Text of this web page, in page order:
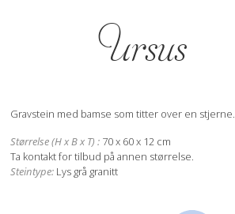
Ursus
Gravstein med bamse som titter over en stjerne.
Størrelse (H x B x T) : 70 x 60 x 12 cm
Ta kontakt for tilbud på annen størrelse.
Steintype: Lys grå granitt